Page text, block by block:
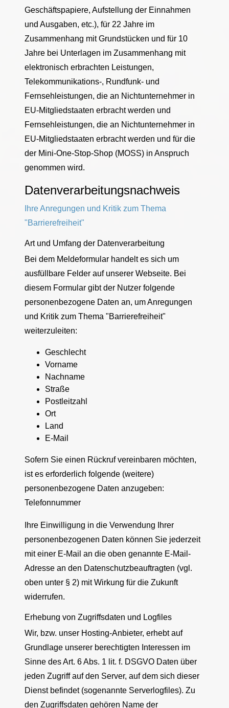
Geschäftspapiere, Aufstellung der Einnahmen
und Ausgaben, etc.), für 22 Jahre im
Zusammenhang mit Grundstücken und für 10
Jahre bei Unterlagen im Zusammenhang mit
elektronisch erbrachten Leistungen,
Telekommunikations-, Rundfunk- und
Fernsehleistungen, die an Nichtunternehmer in
EU-Mitgliedstaaten erbracht werden und
Fernsehleistungen, die an Nichtunternehmer in
EU-Mitgliedstaaten erbracht werden und für die
der Mini-One-Stop-Shop (MOSS) in Anspruch
genommen wird.
Datenverarbeitungsnachweis
Ihre Anregungen und Kritik zum Thema
"Barrierefreiheit"
Art und Umfang der Datenverarbeitung
Bei dem Meldeformular handelt es sich um
ausfüllbare Felder auf unserer Webseite. Bei
diesem Formular gibt der Nutzer folgende
personenbezogene Daten an, um Anregungen
und Kritik zum Thema "Barrierefreiheit"
weiterzuleiten:
Geschlecht
Vorname
Nachname
Straße
Postleitzahl
Ort
Land
E-Mail
Sofern Sie einen Rückruf vereinbaren möchten,
ist es erforderlich folgende (weitere)
personenbezogene Daten anzugeben:
Telefonnummer
Ihre Einwilligung in die Verwendung Ihrer
personenbezogenen Daten können Sie jederzeit
mit einer E-Mail an die oben genannte E-Mail-
Adresse an den Datenschutzbeauftragten (vgl.
oben unter § 2) mit Wirkung für die Zukunft
widerrufen.
Erhebung von Zugriffsdaten und Logfiles
Wir, bzw. unser Hosting-Anbieter, erhebt auf
Grundlage unserer berechtigten Interessen im
Sinne des Art. 6 Abs. 1 lit. f. DSGVO Daten über
jeden Zugriff auf den Server, auf dem sich dieser
Dienst befindet (sogenannte Serverlogfiles). Zu
den Zugriffsdaten gehören Name der